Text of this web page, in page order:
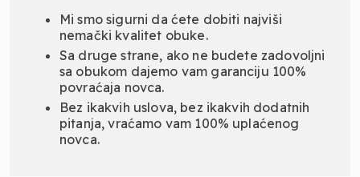
Mi smo sigurni da ćete dobiti najviši
nemački kvalitet obuke.
Sa druge strane, ako ne budete zadovoljni
sa obukom dajemo vam garanciju 100%
povraćaja novca.
Bez ikakvih uslova, bez ikakvih dodatnih
pitanja, vraćamo vam 100% uplaćenog
novca.